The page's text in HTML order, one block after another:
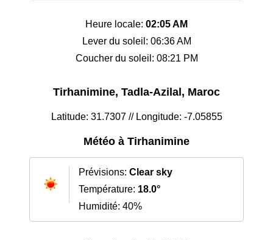
Heure locale: 02:05 AM
Lever du soleil: 06:36 AM
Coucher du soleil: 08:21 PM
Tirhanimine, Tadla-Azilal, Maroc
Latitude: 31.7307 // Longitude: -7.05855
Météo à Tirhanimine
Prévisions: Clear sky
Température: 18.0°
Humidité: 40%